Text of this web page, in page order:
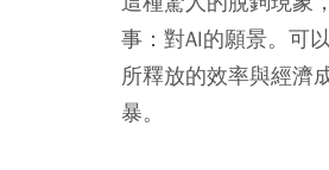
事：對AI的願景。可
所釋放的效率與經濟
暴。